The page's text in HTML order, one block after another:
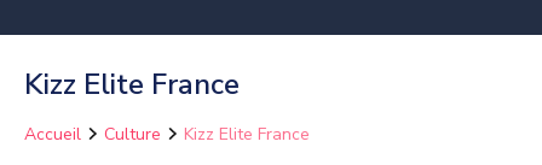
Kizz Elite France
Accueil Culture Kizz Elite France